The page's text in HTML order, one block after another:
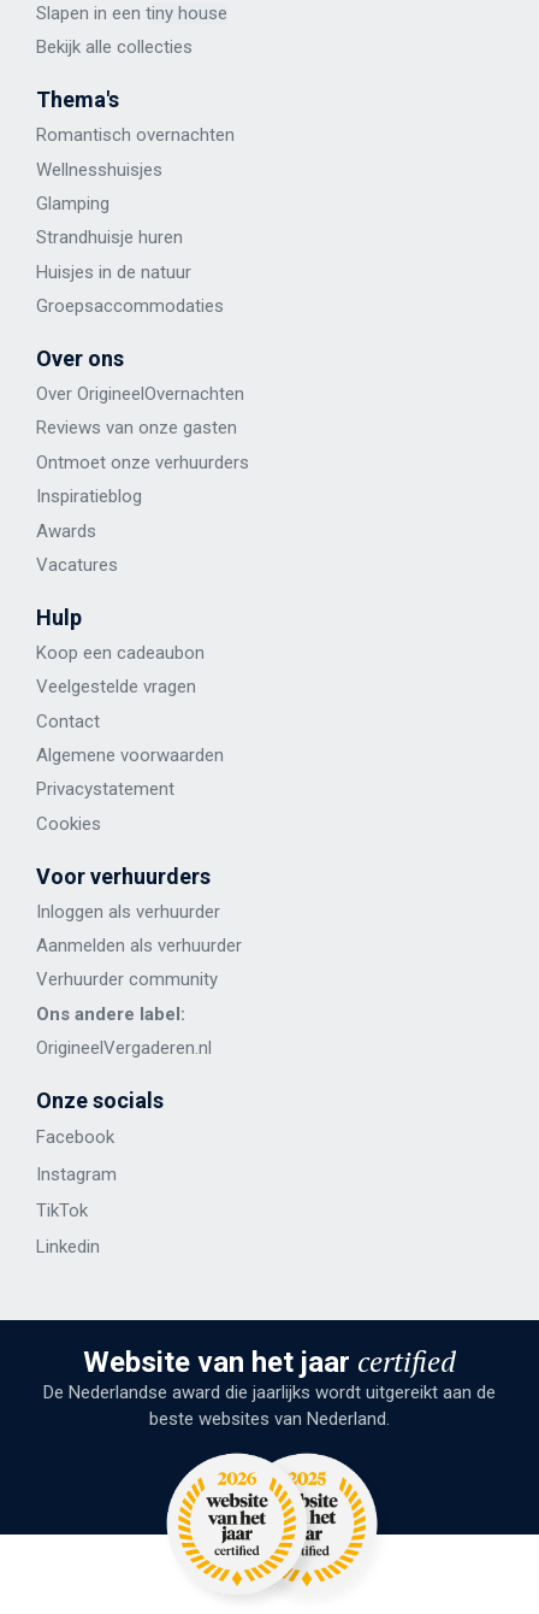
Slapen in een tiny house
Bekijk alle collecties
Thema's
Romantisch overnachten
Wellnesshuisjes
Glamping
Strandhuisje huren
Huisjes in de natuur
Groepsaccommodaties
Over ons
Over OrigineelOvernachten
Reviews van onze gasten
Ontmoet onze verhuurders
Inspiratieblog
Awards
Vacatures
Hulp
Koop een cadeaubon
Veelgestelde vragen
Contact
Algemene voorwaarden
Privacystatement
Cookies
Voor verhuurders
Inloggen als verhuurder
Aanmelden als verhuurder
Verhuurder community
Ons andere label:
OrigineelVergaderen.nl
Onze socials
Facebook
Instagram
TikTok
Linkedin
Website van het jaar certified
De Nederlandse award die jaarlijks wordt uitgereikt aan de
beste websites van Nederland.